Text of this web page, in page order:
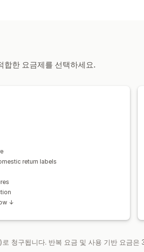
합한 요금제를 선택하세요.
return labels
↓
청구됩니다. 반복 요금 및 사용 기반 요금은